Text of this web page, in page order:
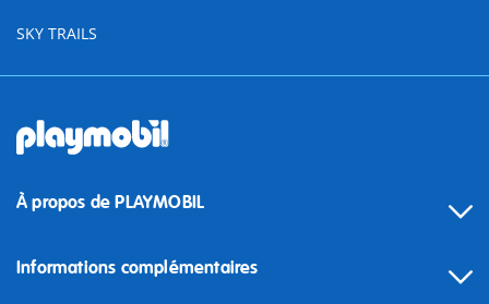
SKY TRAILS
À propos de PLAYMOBIL
Informations complémentaires